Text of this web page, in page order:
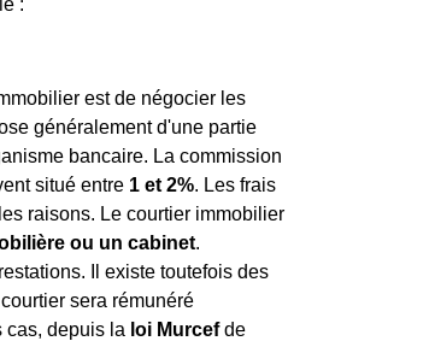
:
est de négocier les
généralement d'une partie
bancaire. La commission
situé entre 1 et 2%. Les frais
raisons. Le courtier immobilier
ou un cabinet.
Il existe toutefois des
sera rémunéré
cas, depuis la loi Murcefde